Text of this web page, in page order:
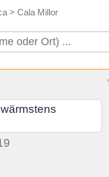
> Cala Millor